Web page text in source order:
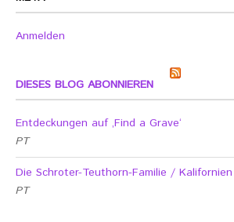
Anmelden
DIESES BLOG ABONNIEREN
Entdeckungen auf ‚Find a Grave‘
PT
Die Schroter-Teuthorn-Familie / Kalifornien
PT